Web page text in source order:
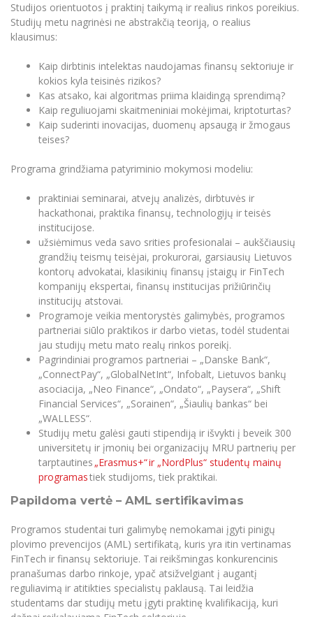
Studijos orientuotos į praktinį taikymą ir realius rinkos poreikius.
Studijų metu nagrinėsi ne abstrakčią teoriją, o realius
klausimus:
Kaip dirbtinis intelektas naudojamas finansų sektoriuje ir
kokios kyla teisinės rizikos?
Kas atsako, kai algoritmas priima klaidingą sprendimą?
Kaip reguliuojami skaitmeniniai mokėjimai, kriptoturtas?
Kaip suderinti inovacijas, duomenų apsaugą ir žmogaus
teises?
Programa grindžiama patyriminio mokymosi modeliu:
praktiniai seminarai, atvejų analizės, dirbtuvės ir
hackathonai, praktika finansų, technologijų ir teisės
institucijose.
užsiėmimus veda savo srities profesionalai – aukščiausių
grandžių teismų teisėjai, prokurorai, garsiausių Lietuvos
kontorų advokatai, klasikinių finansų įstaigų ir FinTech
kompanijų ekspertai, finansų institucijas prižiūrinčių
institucijų atstovai.
Programoje veikia mentorystės galimybės, programos
partneriai siūlo praktikos ir darbo vietas, todėl studentai
jau studijų metu mato realų rinkos poreikį.
Pagrindiniai programos partneriai – „Danske Bank“,
„ConnectPay“, „GlobalNetInt“, Infobalt, Lietuvos bankų
asociacija, „Neo Finance“, „Ondato“, „Paysera“, „Shift
Financial Services“, „Sorainen“, „Šiaulių bankas“ bei
„WALLESS“.
Studijų metu galėsi gauti stipendiją ir išvykti į beveik 300
universitetų ir įmonių bei organizacijų MRU partnerių per
tarptautines „Erasmus+“ ir „NordPlus“ studentų mainų
programastiek studijoms, tiek praktikai.
Papildoma vertė – AML sertifikavimas
Programos studentai turi galimybę nemokamai įgyti pinigų
plovimo prevencijos (AML) sertifikatą, kuris yra itin vertinamas
FinTech ir finansų sektoriuje. Tai reikšmingas konkurencinis
pranašumas darbo rinkoje, ypač atsižvelgiant į augantį
reguliavimą ir atitikties specialistų paklausą. Tai leidžia
studentams dar studijų metu įgyti praktinę kvalifikaciją, kuri